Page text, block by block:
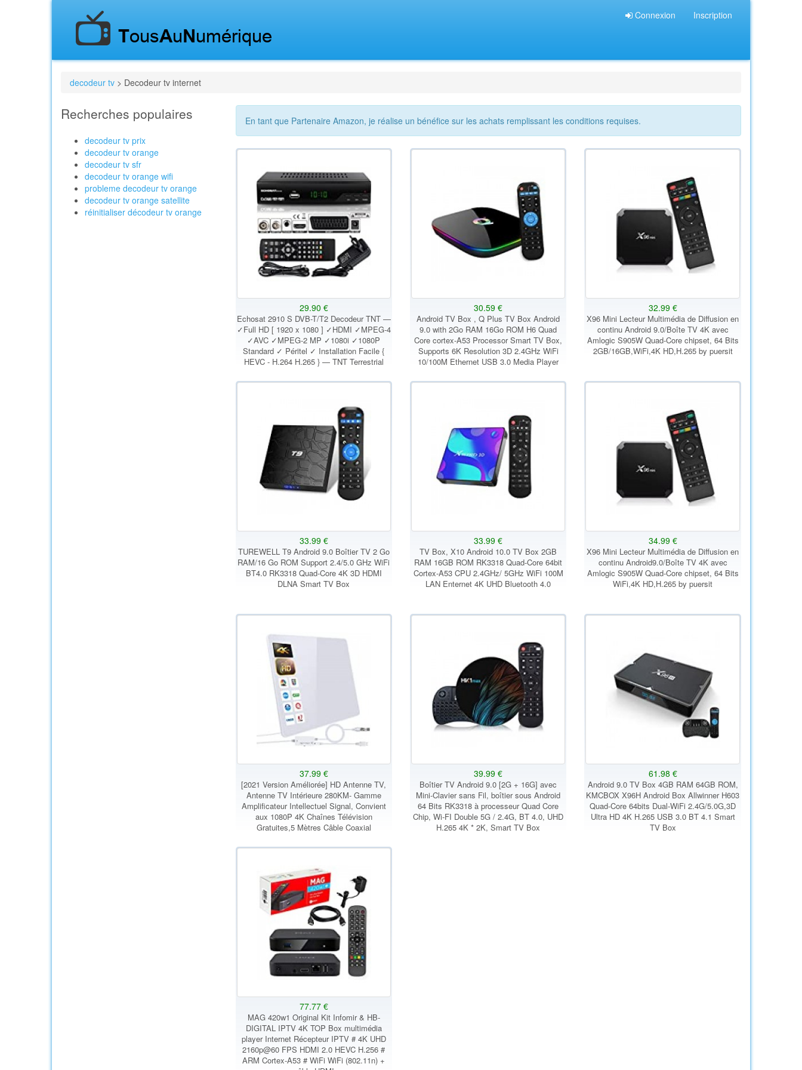
Connexion Inscription
decodeur tv > Decodeur tv internet
Recherches populaires
decodeur tv prix
decodeur tv orange
decodeur tv sfr
decodeur tv orange wifi
probleme decodeur tv orange
decodeur tv orange satellite
réinitialiser décodeur tv orange
En tant que Partenaire Amazon, je réalise un bénéfice sur les achats remplissant les conditions requises.
29.90 €
Echosat 2910 S DVB-T/T2 Decodeur TNT —
✓Full HD [ 1920 x 1080 ] ✓HDMI ✓MPEG-4
✓AVC ✓MPEG-2 MP ✓1080i ✓1080P
Standard ✓ Péritel ✓ Installation Facile {
HEVC - H.264 H.265 } — TNT Terrestrial
30.59 €
Android TV Box , Q Plus TV Box Android
9.0 with 2Go RAM 16Go ROM H6 Quad
Core cortex-A53 Processor Smart TV Box,
Supports 6K Resolution 3D 2.4GHz WiFi
10/100M Ethernet USB 3.0 Media Player
32.99 €
X96 Mini Lecteur Multimédia de Diffusion en
continu Android 9.0/Boîte TV 4K avec
Amlogic S905W Quad-Core chipset, 64 Bits
2GB/16GB,WiFi,4K HD,H.265 by puersit
33.99 €
TUREWELL T9 Android 9.0 Boîtier TV 2 Go
RAM/16 Go ROM Support 2.4/5.0 GHz WiFi
BT4.0 RK3318 Quad-Core 4K 3D HDMI
DLNA Smart TV Box
33.99 €
TV Box, X10 Android 10.0 TV Box 2GB
RAM 16GB ROM RK3318 Quad-Core 64bit
Cortex-A53 CPU 2.4GHz/ 5GHz WiFi 100M
LAN Enternet 4K UHD Bluetooth 4.0
34.99 €
X96 Mini Lecteur Multimédia de Diffusion en
continu Android9.0/Boîte TV 4K avec
Amlogic S905W Quad-Core chipset, 64 Bits
WiFi,4K HD,H.265 by puersit
37.99 €
[2021 Version Améliorée] HD Antenne TV,
Antenne TV Intérieure 280KM- Gamme
Amplificateur Intellectuel Signal, Convient
aux 1080P 4K Chaînes Télévision
Gratuites,5 Mètres Câble Coaxial
39.99 €
Boîtier TV Android 9.0 [2G + 16G] avec
Mini-Clavier sans Fil, boîtier sous Android
64 Bits RK3318 à processeur Quad Core
Chip, Wi-FI Double 5G / 2.4G, BT 4.0, UHD
H.265 4K * 2K, Smart TV Box
61.98 €
Android 9.0 TV Box 4GB RAM 64GB ROM,
KMCBOX X96H Android Box Allwinner H603
Quad-Core 64bits Dual-WiFi 2.4G/5.0G,3D
Ultra HD 4K H.265 USB 3.0 BT 4.1 Smart
TV Box
77.77 €
MAG 420w1 Original Kit Infomir & HB-
DIGITAL IPTV 4K TOP Box multimédia
player Internet Récepteur IPTV # 4K UHD
2160p@60 FPS HDMI 2.0 HEVC H.256 #
ARM Cortex-A53 # WiFi WiFi (802.11n) +